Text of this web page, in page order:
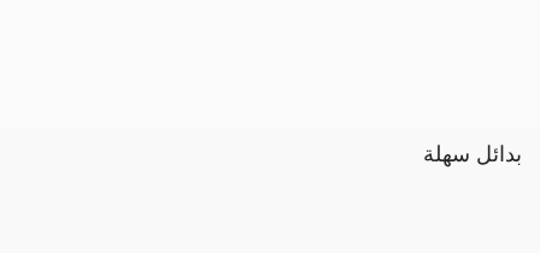
بدائل سهلة